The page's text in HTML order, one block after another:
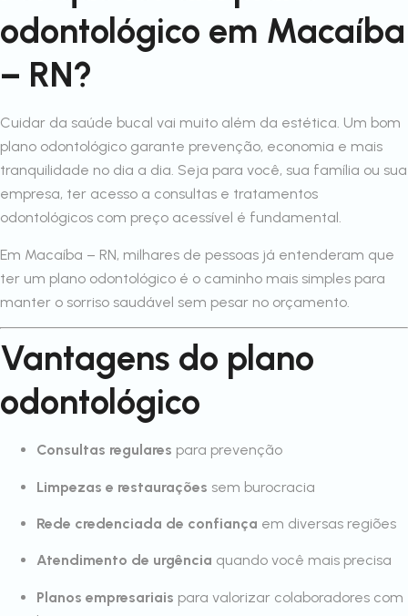
odontológico em Macaíba
– RN?
Cuidar da saúde bucal vai muito além da estética. Um bom
plano odontológico garante prevenção, economia e mais
tranquilidade no dia a dia. Seja para você, sua família ou sua
empresa, ter acesso a consultas e tratamentos
odontológicos com preço acessível é fundamental.
Em Macaíba – RN, milhares de pessoas já entenderam que
ter um plano odontológico é o caminho mais simples para
manter o sorriso saudável sem pesar no orçamento.
Vantagens do plano
odontológico
Consultas regulares para prevenção
Limpezas e restaurações sem burocracia
Rede credenciada de confiança em diversas regiões
Atendimento de urgência quando você mais precisa
Planos empresariais para valorizar colaboradores com